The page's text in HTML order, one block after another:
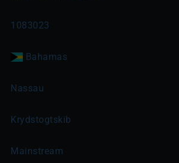
1083023
Bahamas
Nassau
Krydstogtskib
Mainstream